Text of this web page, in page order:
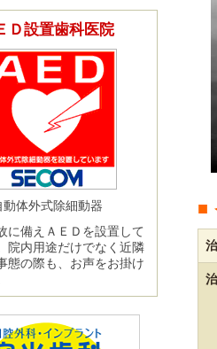
■
Ｄ設置歯科医院
動体外式除細動器
に備えＡＥＤを設置して
院内用途だけでなく近隣
態の際も、お声をお掛け